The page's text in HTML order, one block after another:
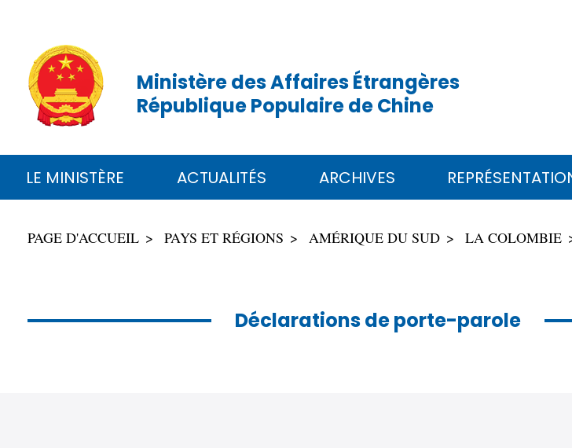
Ministère des Affaires Étrangères
République Populaire de Chine
LE MINISTÈRE ACTUALITÉS ARCHIVES
PAGE D'ACCUEIL PAYS ET RÉGIONS AMÉRIQUE DU SUD LA COLOMBIE
Déclarations de porte-parole